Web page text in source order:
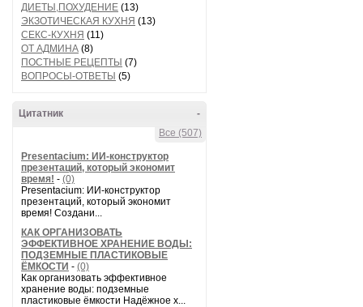
ДИЕТЫ,ПОХУДЕНИЕ (13)
ЭКЗОТИЧЕСКАЯ КУХНЯ (13)
СЕКС-КУХНЯ (11)
ОТ АДМИНА (8)
ПОСТНЫЕ РЕЦЕПТЫ (7)
ВОПРОСЫ-ОТВЕТЫ (5)
-
Цитатник
Все (507)
Presentacium: ИИ‑конструктор
презентаций, который экономит
время! - (0)
Presentacium: ИИ‑конструктор
презентаций, который экономит
время! Создани...
КАК ОРГАНИЗОВАТЬ
ЭФФЕКТИВНОЕ ХРАНЕНИЕ ВОДЫ:
ПОДЗЕМНЫЕ ПЛАСТИКОВЫЕ
ЁМКОСТИ - (0)
Как организовать эффективное
хранение воды: подземные
пластиковые ёмкости Надёжное х...